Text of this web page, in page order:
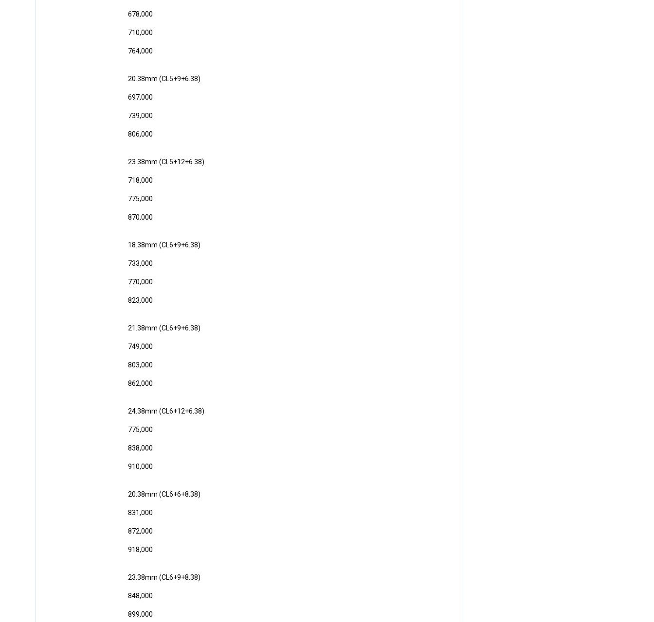
678,000
710,000
764,000
20.38mm (CL5+9+6.38)
697,000
739,000
806,000
23.38mm (CL5+12+6.38)
718,000
775,000
870,000
18.38mm (CL6+9+6.38)
733,000
770,000
823,000
21.38mm (CL6+9+6.38)
749,000
803,000
862,000
24.38mm (CL6+12+6.38)
775,000
838,000
910,000
20.38mm (CL6+6+8.38)
831,000
872,000
918,000
23.38mm (CL6+9+8.38)
848,000
899,000